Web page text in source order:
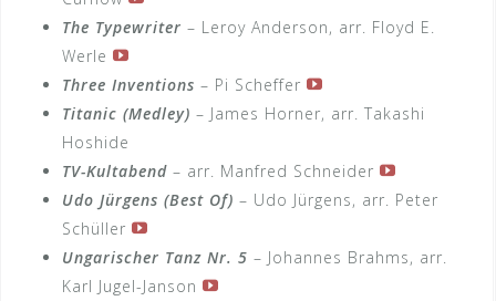
The Typewriter – Leroy Anderson, arr. Floyd E.
Werle
Three Inventions – Pi Scheffer
Titanic (Medley) – James Horner, arr. Takashi
Hoshide
TV-Kultabend – arr. Manfred Schneider
Udo Jürgens (Best Of) – Udo Jürgens, arr. Peter
Schüller
Ungarischer Tanz Nr. 5 – Johannes Brahms, arr.
Karl Jugel-Janson